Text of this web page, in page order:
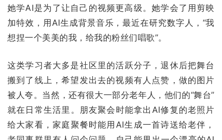
她学AI是为了让自己的视频更高级。她学会了用剪映
加特效，用AI生成背景音乐，最近在研究数字人，“我
想捏一个美美的我，给我的粉丝们唱歌”。
这类学习者大多是社区里的活跃分子，退休后把舞台
搬到了线上，希望发出去的视频有人点赞，做的图片
被人夸。当然，还有很大一部分老年人，他们的“舞台”
就在日常生活里。朋友聚会时能拿出AI修复的老照片
给大家看，家庭聚餐时能用AI生成一首诗送给老伴，